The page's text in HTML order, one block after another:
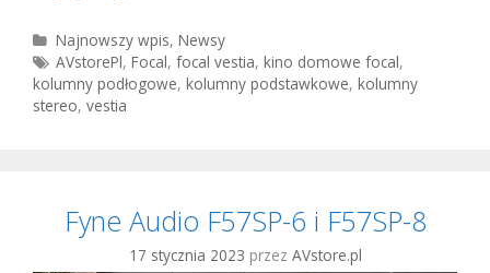
Kategorie
Najnowszy wpis,Newsy
Tagi
AVstorePl,Focal,focal vestia,kino domowe focal,
kolumny podłogowe, kolumny podstawkowe, kolumny
stereo, vestia
Fyne Audio F57SP-6 i F57SP-8
17 stycznia 2023 przez AVstore.pl